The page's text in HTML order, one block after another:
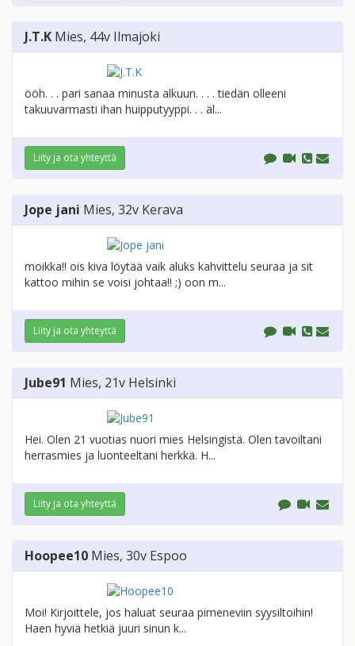
J.T.K Mies, 44v Ilmajoki
ööh. . . pari sanaa minusta alkuun. . . . tiedän olleeni
takuuvarmasti ihan huipputyyppi. . . äl...
Liity ja ota yhteyttä
Jope jani Mies, 32v Kerava
moikka!! ois kiva löytää vaik aluks kahvittelu seuraa ja sit
kattoo mihin se voisi johtaa!! ;) oon m...
Liity ja ota yhteyttä
Jube91 Mies, 21v Helsinki
Hei. Olen 21 vuotias nuori mies Helsingistä. Olen tavoiltani
herrasmies ja luonteeltani herkkä. H...
Liity ja ota yhteyttä
Hoopee10 Mies, 30v Espoo
Moi! Kirjoittele, jos haluat seuraa pimeneviin syysiltoihin!
Haen hyviä hetkiä juuri sinun k...